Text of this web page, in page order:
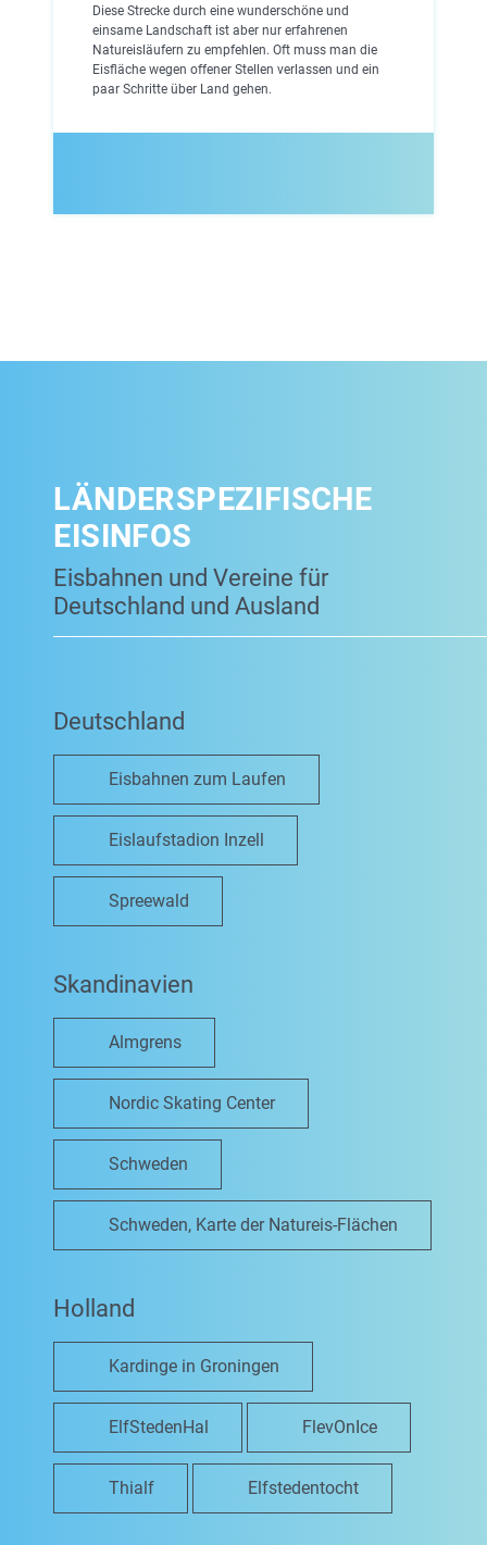
Diese Strecke durch eine wunderschöne und
einsame Landschaft ist aber nur erfahrenen
Natureisläufern zu empfehlen. Oft muss man die
Eisfläche wegen offener Stellen verlassen und ein
paar Schritte über Land gehen.
LÄNDERSPEZIFISCHE
EISINFOS
Eisbahnen und Vereine für
Deutschland und Ausland
Deutschland
Eisbahnen zum Laufen
Eislaufstadion Inzell
Spreewald
Skandinavien
Almgrens
Nordic Skating Center
Schweden
Schweden, Karte der Natureis-Flächen
Holland
Kardinge in Groningen
ElfStedenHal FlevOnIce
Thialf Elfstedentocht